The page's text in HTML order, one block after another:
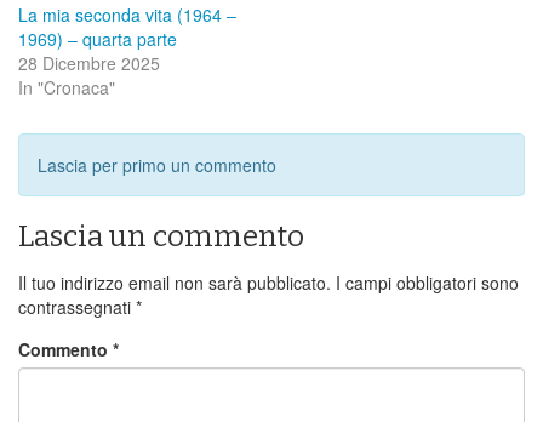
La mia seconda vita (1964 –
1969) – quarta parte
28 Dicembre 2025
In "Cronaca"
Lascia per primo un commento
Lascia un commento
Il tuo indirizzo email non sarà pubblicato. I campi obbligatori sono
contrassegnati *
Commento *